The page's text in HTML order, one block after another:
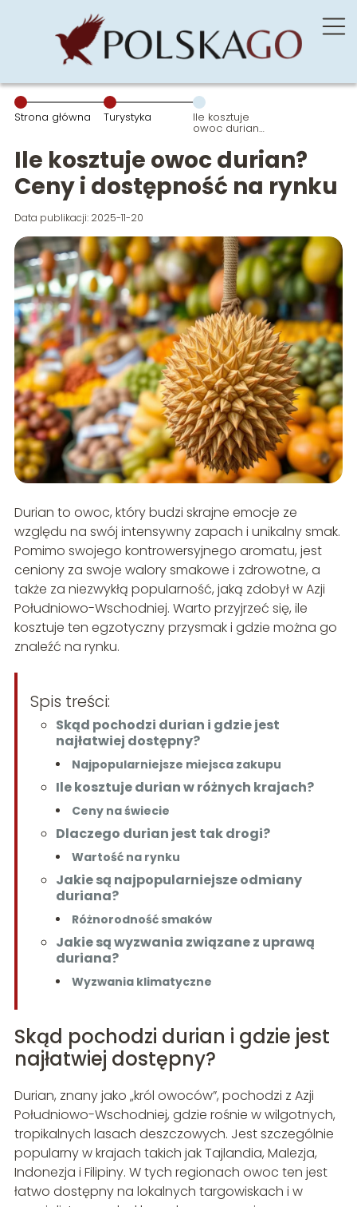
Strona główna Turystyka Ile kosztuje
owoc durian?
dostępność
na rynku
Ile kosztuje owoc durian?
Ceny i dostępność na rynku
Data publikacji: 2025-11-20
Durian to owoc, który budzi skrajne emocje ze
względu na swój intensywny zapach i unikalny smak.
Pomimo swojego kontrowersyjnego aromatu, jest
ceniony za swoje walory smakowe i zdrowotne, a
także za niezwykłą popularność, jaką zdobył w Azji
Południowo-Wschodniej. Warto przyjrzeć się, ile
kosztuje ten egzotyczny przysmak i gdzie można go
znaleźć na rynku.
Spis treści:
Skąd pochodzi durian i gdzie jest
najłatwiej dostępny?
Najpopularniejsze miejsca zakupu
Ile kosztuje durian w różnych krajach?
Ceny na świecie
Dlaczego durian jest tak drogi?
Wartość na rynku
Jakie są najpopularniejsze odmiany
duriana?
Różnorodność smaków
Jakie są wyzwania związane z uprawą
duriana?
Wyzwania klimatyczne
Skąd pochodzi durian i gdzie jest
najłatwiej dostępny?
Durian, znany jako „król owoców”, pochodzi z Azji
Południowo-Wschodniej, gdzie rośnie w wilgotnych,
tropikalnych lasach deszczowych. Jest szczególnie
popularny w krajach takich jak Tajlandia, Malezja,
Indonezja i Filipiny. W tych regionach owoc ten jest
łatwo dostępny na lokalnych targowiskach i w